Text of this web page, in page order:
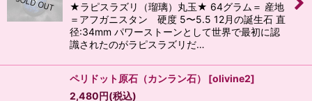
★ラピスラズリ（瑠璃）丸玉★ 64グラム＝ 産地
＝アフガニスタン 硬度 5〜5.5 12月の誕生石 直
径:34mm パワーストーンとして世界で最初に認
識されたのがラピスラズリだ…
ペリドット原石（カンラン石） [olivine2]
2,480円(税込)